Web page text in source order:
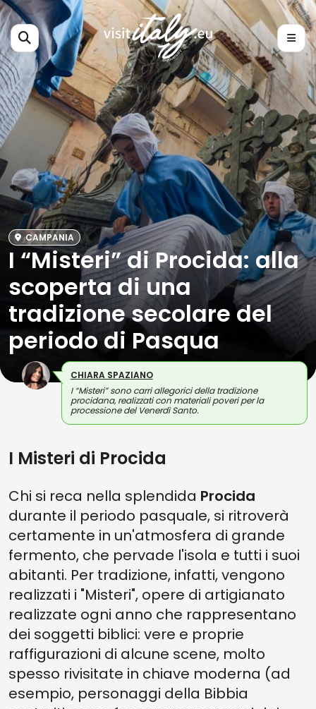
CAMPANIA
I “Misteri” di Procida: alla
scoperta di una
tradizione secolare del
periodo di Pasqua
CHIARA SPAZIANO
I “Misteri” sono carri allegorici della tradizione
procidana, realizzati con materiali poveri per la
processione del Venerdì Santo.
I Misteri di Procida
Chi si reca nella splendida Procida
durante il periodo pasquale, si ritroverà
certamente in un'atmosfera di grande
fermento, che pervade l'isola e tutti i suoi
abitanti. Per tradizione, infatti, vengono
realizzati i "Misteri", opere di artigianato
realizzate ogni anno che rappresentano
dei soggetti biblici: vere e proprie
raffigurazioni di alcune scene, molto
spesso rivisitate in chiave moderna (ad
esempio, personaggi della Bibbia